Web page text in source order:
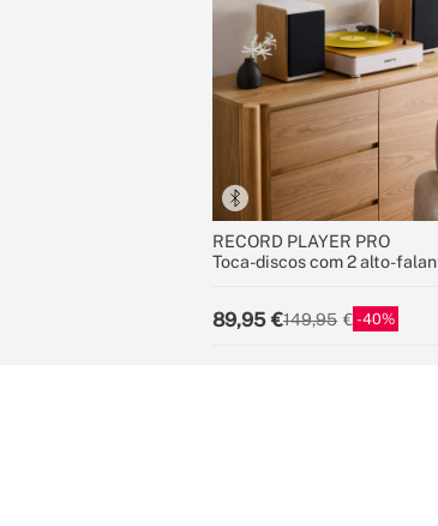
RECORD PLAYER PRO
Toca-discos com 2 alto-
89,95 149,95 40